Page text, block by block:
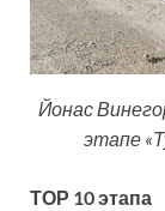
Йонас
этапе
ТОР 10 этапа